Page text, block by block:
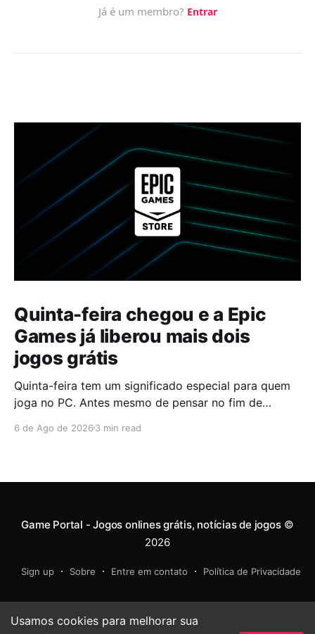
Usamos cookies para melhorar sua
Quinta-feira chegou e a Epic
Games já liberou mais dois
jogos grátis
Quinta-feira tem um significado especial para quem
joga no PC. Antes mesmo de pensar no fim de
descobrir quais serão os próximos jogos a entrar na
diferentes,
6 de Ago de 2026 3 min read
Game Portal - Jogos onlines grátis, notícias de jogos©
2026
Sign up Sobre Entre em contato Política de Privacidade